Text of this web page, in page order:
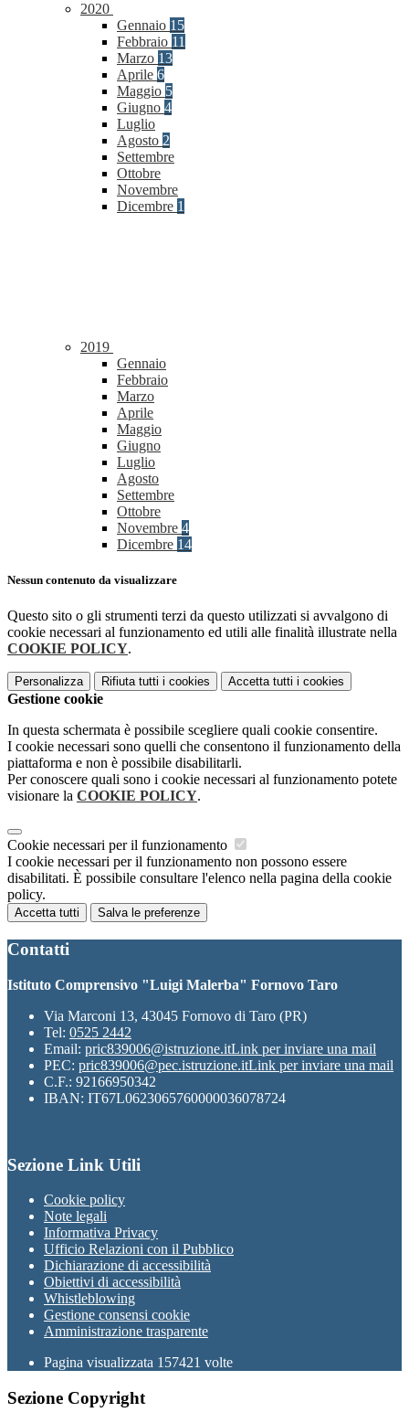
2020
Gennaio 15
Febbraio 11
Marzo 13
Aprile 6
Maggio 5
Giugno 4
Luglio
Agosto 2
Settembre
Ottobre
Novembre
Dicembre 1
2019
Gennaio
Febbraio
Marzo
Aprile
Maggio
Giugno
Luglio
Agosto
Settembre
Ottobre
Novembre 4
Dicembre 14
Nessun contenuto da visualizzare
Questo sito o gli strumenti terzi da questo utilizzati si avvalgono di
cookie necessari al funzionamento ed utili alle finalità illustrate nella
COOKIE POLICY.
Personalizza Rifiuta tutti i cookies Accetta tutti i cookies
Gestione cookie
In questa schermata è possibile scegliere quali cookie consentire.
I cookie necessari sono quelli che consentono il funzionamento della
piattaforma e non è possibile disabilitarli.
Per conoscere quali sono i cookie necessari al funzionamento potete
visionare la COOKIE POLICY.
Cookie necessari per il funzionamento
I cookie necessari per il funzionamento non possono essere
disabilitati. È possibile consultare l'elenco nella pagina della cookie
policy.
Accetta tutti Salva le preferenze
Contatti
Istituto Comprensivo "Luigi Malerba" Fornovo Taro
Via Marconi 13, 43045 Fornovo di Taro (PR)
Tel: 0525 2442
Email: pric839006@istruzione.itLink per inviare una mail
PEC: pric839006@pec.istruzione.itLink per inviare una mail
C.F.: 92166950342
IBAN: IT67L0623065760000036078724
Sezione Link Utili
Cookie policy
Note legali
Informativa Privacy
Ufficio Relazioni con il Pubblico
Dichiarazione di accessibilità
Obiettivi di accessibilità
Whistleblowing
Gestione consensi cookie
Amministrazione trasparente
Pagina visualizzata 157421 volte
Sezione Copyright